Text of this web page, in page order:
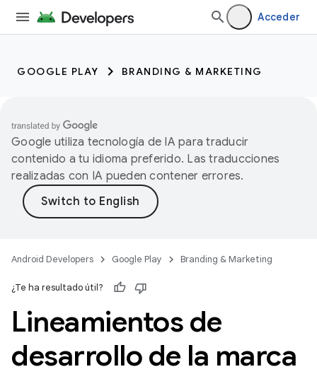
Acceder
GOOGLE PLAY BRANDING & MARKETING
Google utiliza tecnología de IA para traducir
contenido a tu idioma preferido. Las traducciones
realizadas con IA pueden contener errores.
Android Developers Google Play Branding & Marketing
¿Te ha resultado útil?
Lineamientos de
desarrollo de la marca